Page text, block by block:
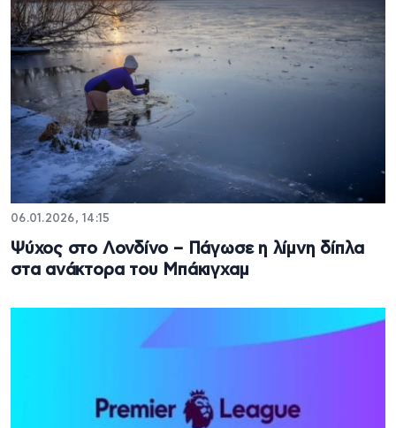
06.01.2026, 14:15
Ψύχος στο Λονδίνο – Πάγωσε η λίμνη δίπλα
στα ανάκτορα του Μπάκιγχαμ